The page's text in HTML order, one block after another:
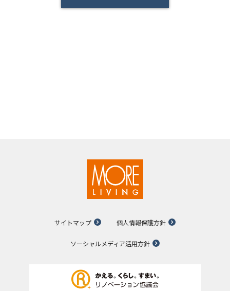
サイトマップ 個人情報保護方針
ソーシャルメディア活用方針